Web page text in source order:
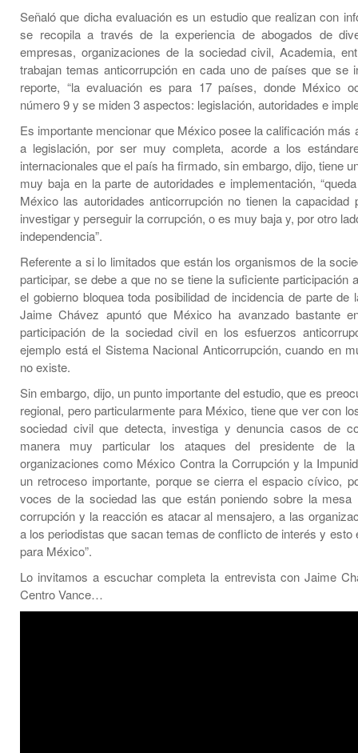
Señaló que dicha evaluación es un estudio que realizan con
se recopila a través de la experiencia de abogados de
empresas, organizaciones de la sociedad civil, Academia,
trabajan temas anticorrupción en cada uno de países que se
reporte, “la evaluación es para 17 países, donde México
número 9 y se miden 3 aspectos: legislación, autoridades e
Es importante mencionar que México posee la calificación más
a legislación, por ser muy completa, acorde a los
internacionales que el país ha firmado, sin embargo, dijo, tiene
muy baja en la parte de autoridades e implementación,
México las autoridades anticorrupción no tienen la capacidad
investigar y perseguir la corrupción, o es muy baja y, por otro
independencia”.
Referente a si lo limitados que están los organismos de la
participar, se debe a que no se tiene la suficiente participación
el gobierno bloquea toda posibilidad de incidencia de parte de
Jaime Chávez apuntó que México ha avanzado bastante
participación de la sociedad civil en los esfuerzos
ejemplo está el Sistema Nacional Anticorrupción, cuando en
no existe.
Sin embargo, dijo, un punto importante del estudio, que es
regional, pero particularmente para México, tiene que ver con
sociedad civil que detecta, investiga y denuncia casos de
manera muy particular los ataques del presidente de
organizaciones como México Contra la Corrupción y la
un retroceso importante, porque se cierra el espacio cívico,
voces de la sociedad las que están poniendo sobre la
corrupción y la reacción es atacar al mensajero, a las
a los periodistas que sacan temas de conflicto de interés y esto
para México”.
Lo invitamos a escuchar completa la entrevista con Jaime
Centro Vance…